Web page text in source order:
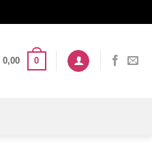
0,00 0